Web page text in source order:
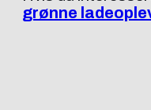
grønne